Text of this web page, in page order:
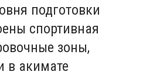
подготовки
спортивная
зоны,
в акимате